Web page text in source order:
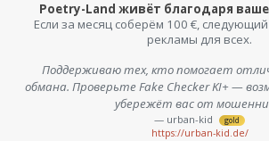
Poetry-Land живёт благодаря
Если за месяц соберём 100 €,
рекламы для всех.
Поддерживаю тех, кто помогает
обмана. Проверьте Fake Checker KI+ —
убережёт вас от
— urban-kid gold
https://urban-kid.de/